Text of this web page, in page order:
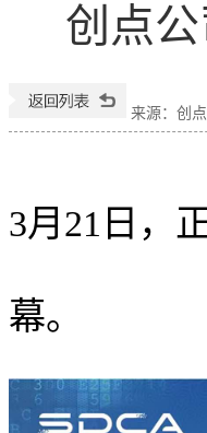
创点
来源：创点
3月21日，
幕。